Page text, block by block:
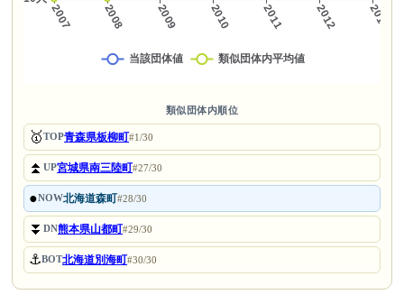
類似団体内順位
🥇TOP青森県板柳町#1/30
⏫UP宮城県南三陸町#27/30
●NOW北海道森町#28/30
⏬DN熊本県山都町#29/30
⚓BOT北海道別海町#30/30